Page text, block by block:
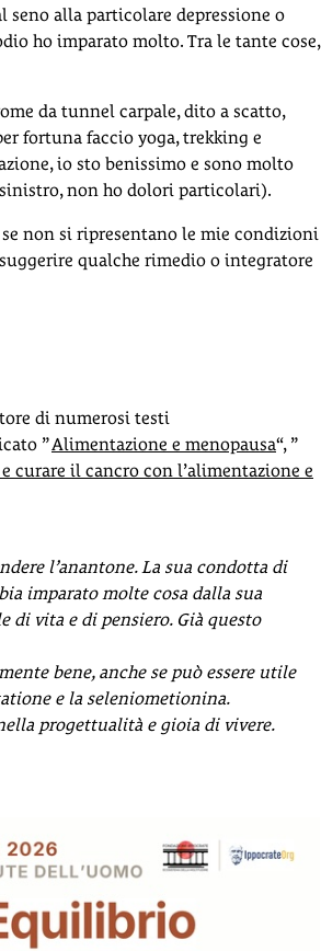
alla particolare depressione o
ho imparato molto. Tra le tante cose,
da tunnel carpale, dito a scatto,
fortuna faccio yoga, trekking e
io sto benissimo e sono molto
non ho dolori particolari).
non si ripresentano le mie condizioni
qualche rimedio o integratore
di numerosi testi
”Alimentazione e menopausa“, ”
curare il cancro con l’alimentazione e
l’anantone. La sua condotta di
imparato molte cosa dalla sua
di vita e di pensiero. Già questo
bene, anche se può essere utile
e la seleniometionina.
progettualità e gioia di vivere.